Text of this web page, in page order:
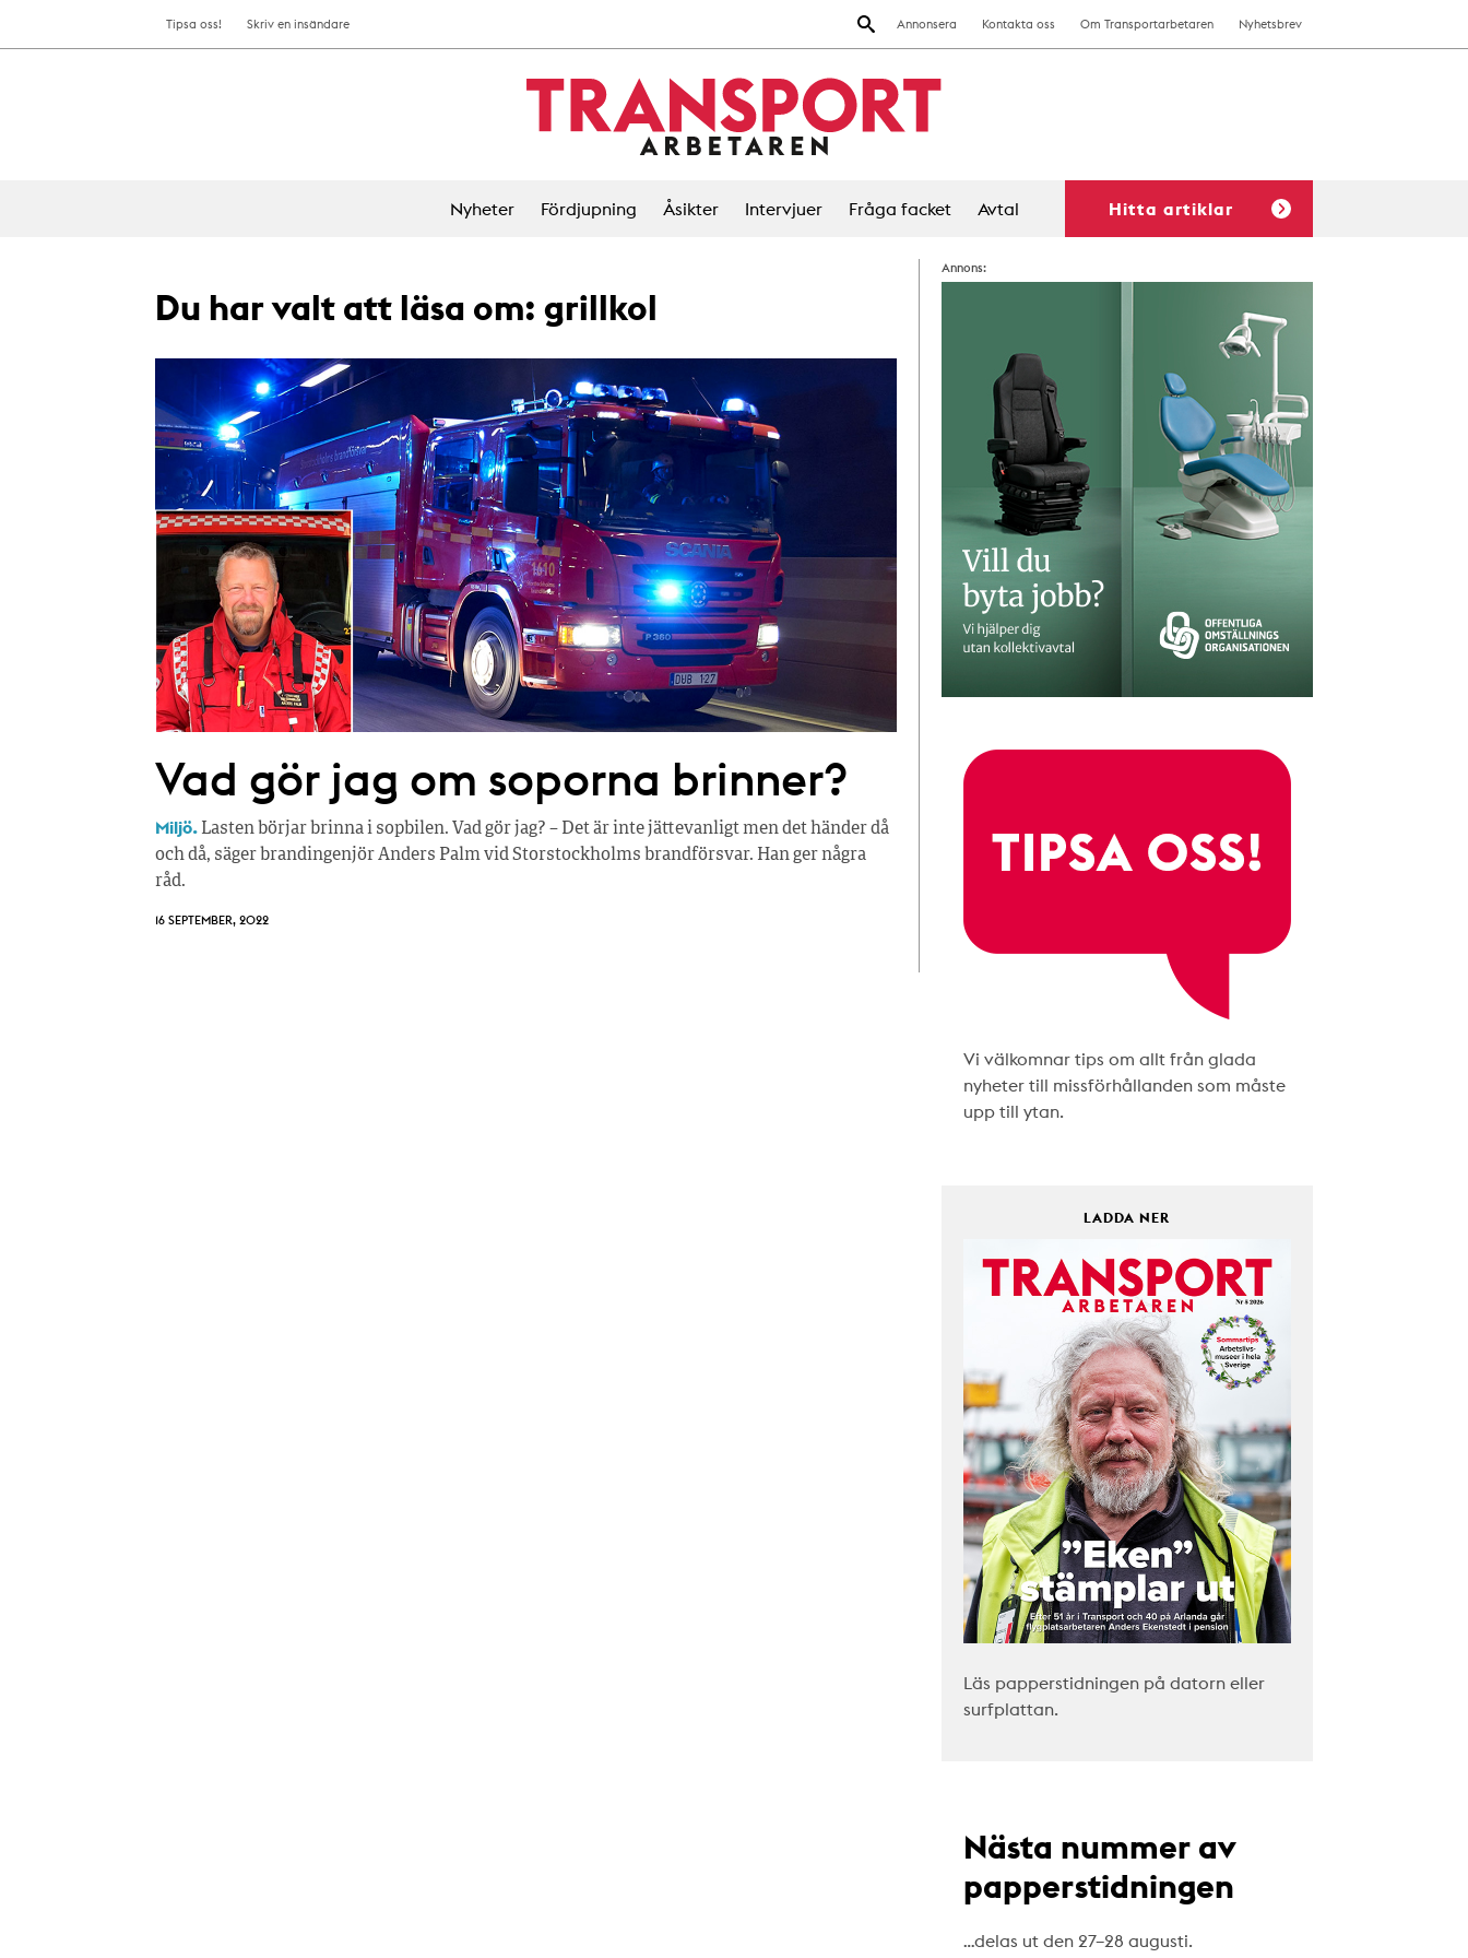
Annonsera Kontakta oss Om Transportarbetaren Nyhetsbrev
Tipsa oss! Skriv en insändare
Nyheter Fördjupning Åsikter Intervjuer Fråga facket Avtal Hitta artiklar
Du har valt att läsa om: grillkol
Vad gör jag om soporna brinner?
Miljö. Lasten börjar brinna i sopbilen. Vad gör jag? – Det är inte jättevanligt men det händer då
och då, säger brandingenjör Anders Palm vid Storstockholms brandförsvar. Han ger några
råd.
16 SEPTEMBER, 2022
Annons:
Vi välkomnar tips om allt från glada
nyheter till missförhållanden som måste
upp till ytan.
LADDA NER
Läs papperstidningen på datorn eller
surfplattan.
Nästa nummer av
papperstidningen
…delas ut den 27–28 augusti.